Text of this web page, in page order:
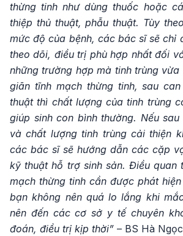
thừng tinh như dùng thuốc hoặc
thiệp thủ thuật, phẫu thuật. Tùy
mức độ của bệnh, các bác sĩ sẽ chỉ
theo dõi, điều trị phù hợp nhất đối
những trường hợp mà tinh trùng
giãn tĩnh mạch thừng tinh, sau
thuật thì chất lượng của tinh trùng
giúp sinh con bình thường. Nếu
và chất lượng tinh trùng cải thiện
các bác sĩ sẽ hướng dẫn các cặp
kỹ thuật hỗ trợ sinh sản. Điều quan
mạch thừng tinh cần được phát
bạn không nên quá lo lắng khi
nên đến các cơ sở y tế chuyên
đoán, điều trị kịp thời” – BS Hà